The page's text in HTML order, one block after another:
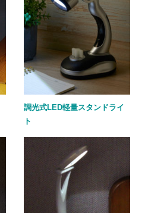
調光式LED軽量スタンドライ
ト